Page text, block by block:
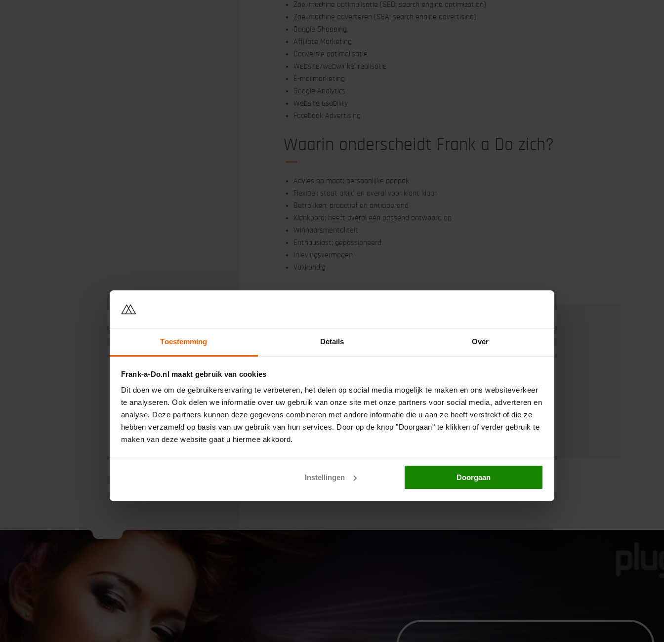
Toestemming Details Over
Frank-a-Do.nl maakt gebruik van cookies
Dit doen we om de gebruikerservaring te verbeteren, het delen op social media mogelijk te maken en ons websiteverkeer
te analyseren. Ook delen we informatie over uw gebruik van onze site met onze partners voor social media, adverteren en
analyse. Deze partners kunnen deze gegevens combineren met andere informatie die u aan ze heeft verstrekt of die ze
hebben verzameld op basis van uw gebruik van hun services. Door op de knop "Doorgaan" te klikken of verder gebruik te
maken van deze website gaat u hiermee akkoord.
Instellingen Doorgaan
Zoekmachine optimalisatie (SEO; search engine optimization)
Zoekmachine adverteren (SEA; search engine advertising)
Google Shopping
Affiliate Marketing
Conversie optimalisatie
Website/webwinkel realisatie
E-mailmarketing
Google Analytics
Website usability
Facebook Advertising
Waarin onderscheidt Frank a Do zich?
Advies op maat; persoonlijke aanpak
Flexibel; staat altijd en overal voor klant klaar
Betrokken; proactief en anticiperend
Klankbord; heeft overal een passend antwoord op
Winnaarsmentaliteit
Enthousiast; gepassioneerd
Inlevingsvermogen
Vakkundig
Relevante artikelen
Sturen op directe SEA omzet of totaalomzet?